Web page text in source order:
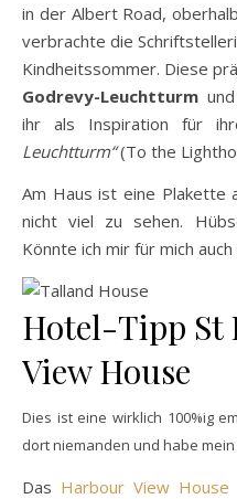
in der Albert Road,
verbrachte die
Kindheitssommer. Diese
Godrevy-Leuchtturm
ihr als Inspiration für
Leuchtturm“(To the
Am Haus ist eine Plakette
nicht viel zu sehen.
Könnte ich mir für mich
Hotel-Tipp St
View House
Dies ist eine wirklich 100%ig
dort niemanden und habe
Das Harbour View House